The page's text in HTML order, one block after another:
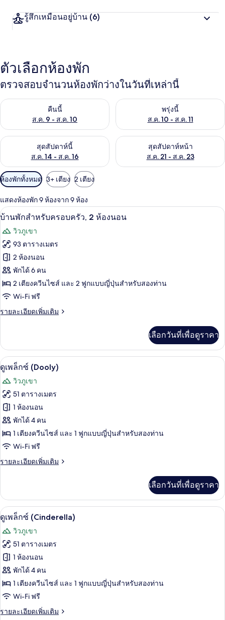
รู้สึกเหมือนอยู่บ้าน (6)
ตัวเลือกห้องพัก
ตรวจสอบจำนวนห้องพักว่างในวันที่เหล่านี้
คืนนี้
ส.ค. 9 - ส.ค. 10
ตรวจสอบจำนวนห้องพักว่างในคืนนี้ ส.ค. 9 - ส.ค. 10
พรุ่งนี้
ส.ค. 10 - ส.ค. 11
ตรวจสอบจำนวนห้องพักว่างใน
สุดสัปดาห์นี้
ส.ค. 14 - ส.ค. 16
ตรวจสอบจำนวนห้องพักว่างในสุดสัปดาห์นี้ ส.ค. 14 - ส.ค. 16
สุดสัปดาห์หน้า
ส.ค. 21 - ส.ค. 23
ตรวจสอบจำนวนห้องพักว่างใน
ตัว
กรอง
ที่
มี
ให้
สำหรับ
ห้อง
พัก
ห้องพักทั้งหมด 3+ เตียง 2 เตียง
แสดงห้องพัก 9 ห้องจาก 9 ห้อง
เปิด
ภาพถ่าย
ทั้งหมด
ของ
บ้าน
พัก
สำหรับ
ครอบครัว,
ห้อง
นอน
บ้านพักสำหรับครอบครัว, 2 ห้องนอน |
6
บ้านพักสำหรับครอบครัว, 2 ห้องนอน
วิวภูเขา
93 ตารางเมตร
2 ห้องนอน
พักได้ 6 คน
2 เตียงควีนไซส์ และ 2 ฟูกแบบญี่ปุ่นสำหรับสองท่าน
Wi-Fi ฟรี
รายละเอียดเพิ่มเติม
ราย
เกี่ยว
กับ
บ้าน
พัก
สำหรับ
ครอบครัว,
2
ห้อง
นอน
เลือกวันที่เพื่อดูราคา
เปิด
ภาพถ่าย
ทั้งหมด
ของ
ดู
เพล็
กซ์
(Dooly)
5
ดูเพล็กซ์ (Dooly)
วิวภูเขา
51 ตารางเมตร
1 ห้องนอน
พักได้ 4 คน
1 เตียงควีนไซส์ และ 1 ฟูกแบบญี่ปุ่นสำหรับสองท่าน
Wi-Fi ฟรี
รายละเอียดเพิ่มเติม
ราย
เกี่ยว
กับ
ดู
เพล็
กซ์
(Dooly)
เลือกวันที่เพื่อดูราคา
เปิด
ภาพถ่าย
ทั้งหมด
ของ
ดู
เพล็
กซ์
(Cinderella)
ดูเพล็กซ์ (Cinderella) | บริการอาหารใ
6
ดูเพล็กซ์ (Cinderella)
วิวภูเขา
51 ตารางเมตร
1 ห้องนอน
พักได้ 4 คน
1 เตียงควีนไซส์ และ 1 ฟูกแบบญี่ปุ่นสำหรับสองท่าน
Wi-Fi ฟรี
รายละเอียดเพิ่มเติม
ราย